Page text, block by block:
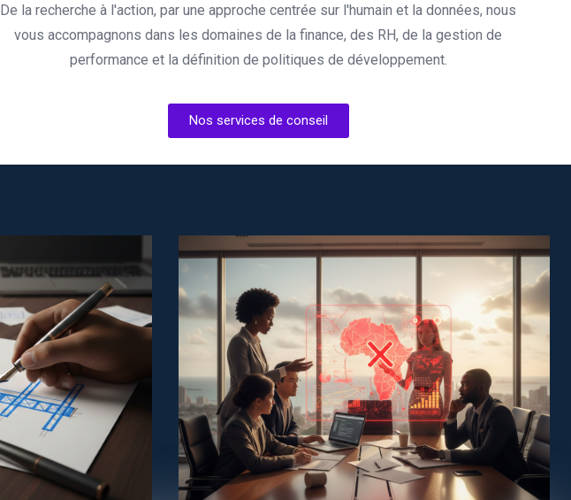
De la recherche à l'action, par une approche centrée sur l'humain et la données, nous
vous accompagnons dans les domaines de la finance, des RH, de la gestion de
performance et la définition de politiques de développement.
Nos services de conseil